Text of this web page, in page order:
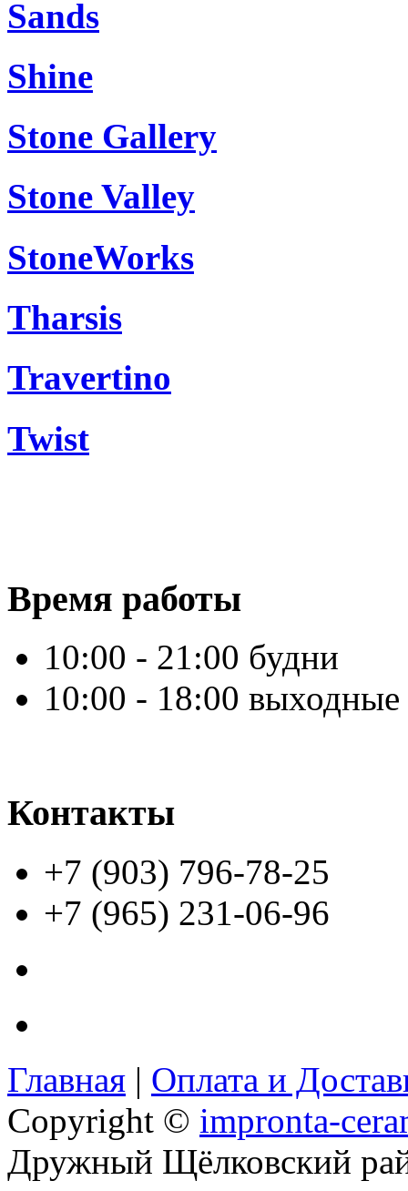
Sands
Shine
Stone Gallery
Stone Valley
StoneWorks
Tharsis
Travertino
Twist
Время работы
10:00 - 21:00 будни
10:00 - 18:00 выходные
Контакты
+7 (903) 796-78-25
+7 (965) 231-06-96
Главная | Оплата и
Copyright © impronta-
Дружный Щёлковский